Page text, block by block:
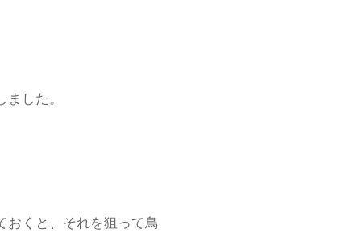
した。
おくと、それを狙って鳥